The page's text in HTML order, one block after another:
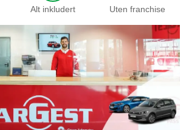
Alt inkludert Uten franchise